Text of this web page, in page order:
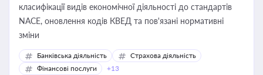
класифікації видів економічної діяльності до стандартів
NACE, оновлення кодів КВЕД та пов'язані нормативні
зміни
Банківська діяльність
Страхова діяльність
Фінансові послуги
+13